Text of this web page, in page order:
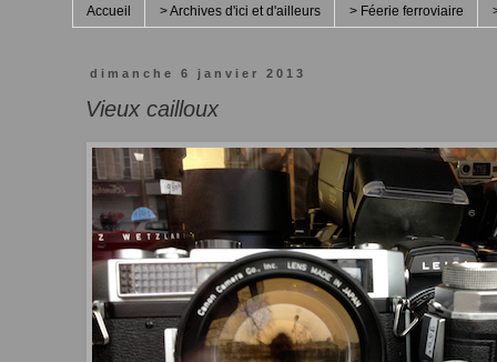
Accueil > Archives d'ici et d'ailleurs > Féerie ferroviaire
dimanche 6 janvier 2013
Vieux cailloux